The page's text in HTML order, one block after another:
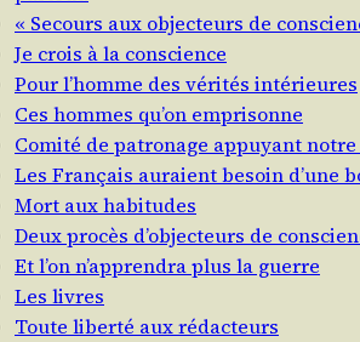
« Secours aux objecteurs de
Je crois à la conscience
Pour l’homme des vérités intérieures
Ces hommes qu’on emprisonne
Comité de patronage appuyant
Les Français auraient besoin d’une
Mort aux habitudes
Deux procès d’objecteurs de
Et l’on n’apprendra plus la guerre
Les livres
Toute liberté aux rédacteurs